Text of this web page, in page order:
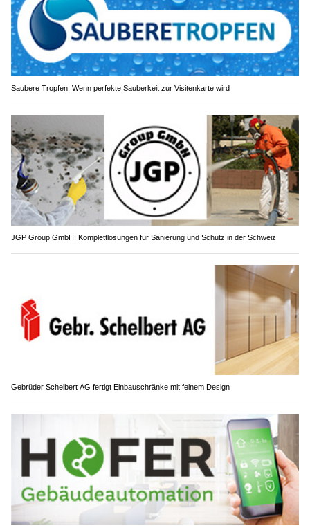
Saubere Tropfen: Wenn perfekte Sauberkeit zur Visitenkarte wird
JGP Group GmbH: Komplettlösungen für Sanierung und Schutz in der Schweiz
Gebrüder Schelbert AG fertigt Einbauschränke mit feinem Design